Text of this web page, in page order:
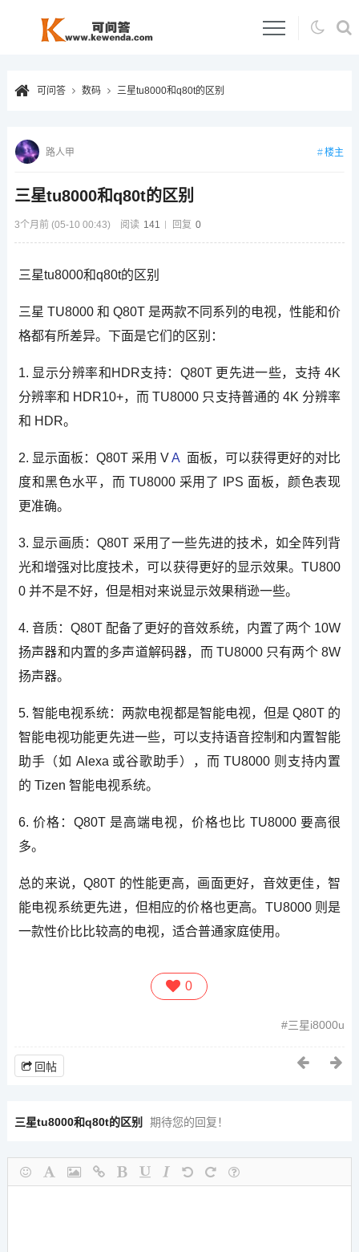
可问答 数码 三星tu8000和q80t的区别
三星tu8000和q80t的区别
3个月前 (05-10 00:43) 阅读 141 回复 0
路人甲 楼主
三星tu8000和q80t的区别
三星 TU8000 和 Q80T 是两款不同系列的电视，性能和价
格都有所差异。下面是它们的区别：
1. 显示分辨率和HDR支持：Q80T 更先进一些，支持 4K
分辨率和 HDR10+，而 TU8000 只支持普通的 4K 分辨率
和 HDR。
2. 显示面板：Q80T 采用 V A 面板，可以获得更好的对比
度和黑色水平，而 TU8000 采用了 IPS 面板，颜色表现
更准确。
3. 显示画质：Q80T 采用了一些先进的技术，如全阵列背
光和增强对比度技术，可以获得更好的显示效果。TU800
0 并不是不好，但是相对来说显示效果稍逊一些。
4. 音质：Q80T 配备了更好的音效系统，内置了两个 10W
扬声器和内置的多声道解码器，而 TU8000 只有两个 8W
扬声器。
5. 智能电视系统：两款电视都是智能电视，但是 Q80T 的
智能电视功能更先进一些，可以支持语音控制和内置智能
助手（如 Alexa 或谷歌助手），而 TU8000 则支持内置
的 Tizen 智能电视系统。
6. 价格：Q80T 是高端电视，价格也比 TU8000 要高很
多。
总的来说，Q80T 的性能更高，画面更好，音效更佳，智
能电视系统更先进，但相应的价格也更高。TU8000 则是
一款性价比比较高的电视，适合普通家庭使用。
0
三星i8000u
回帖
三星tu8000和q80t的区别 期待您的回复！